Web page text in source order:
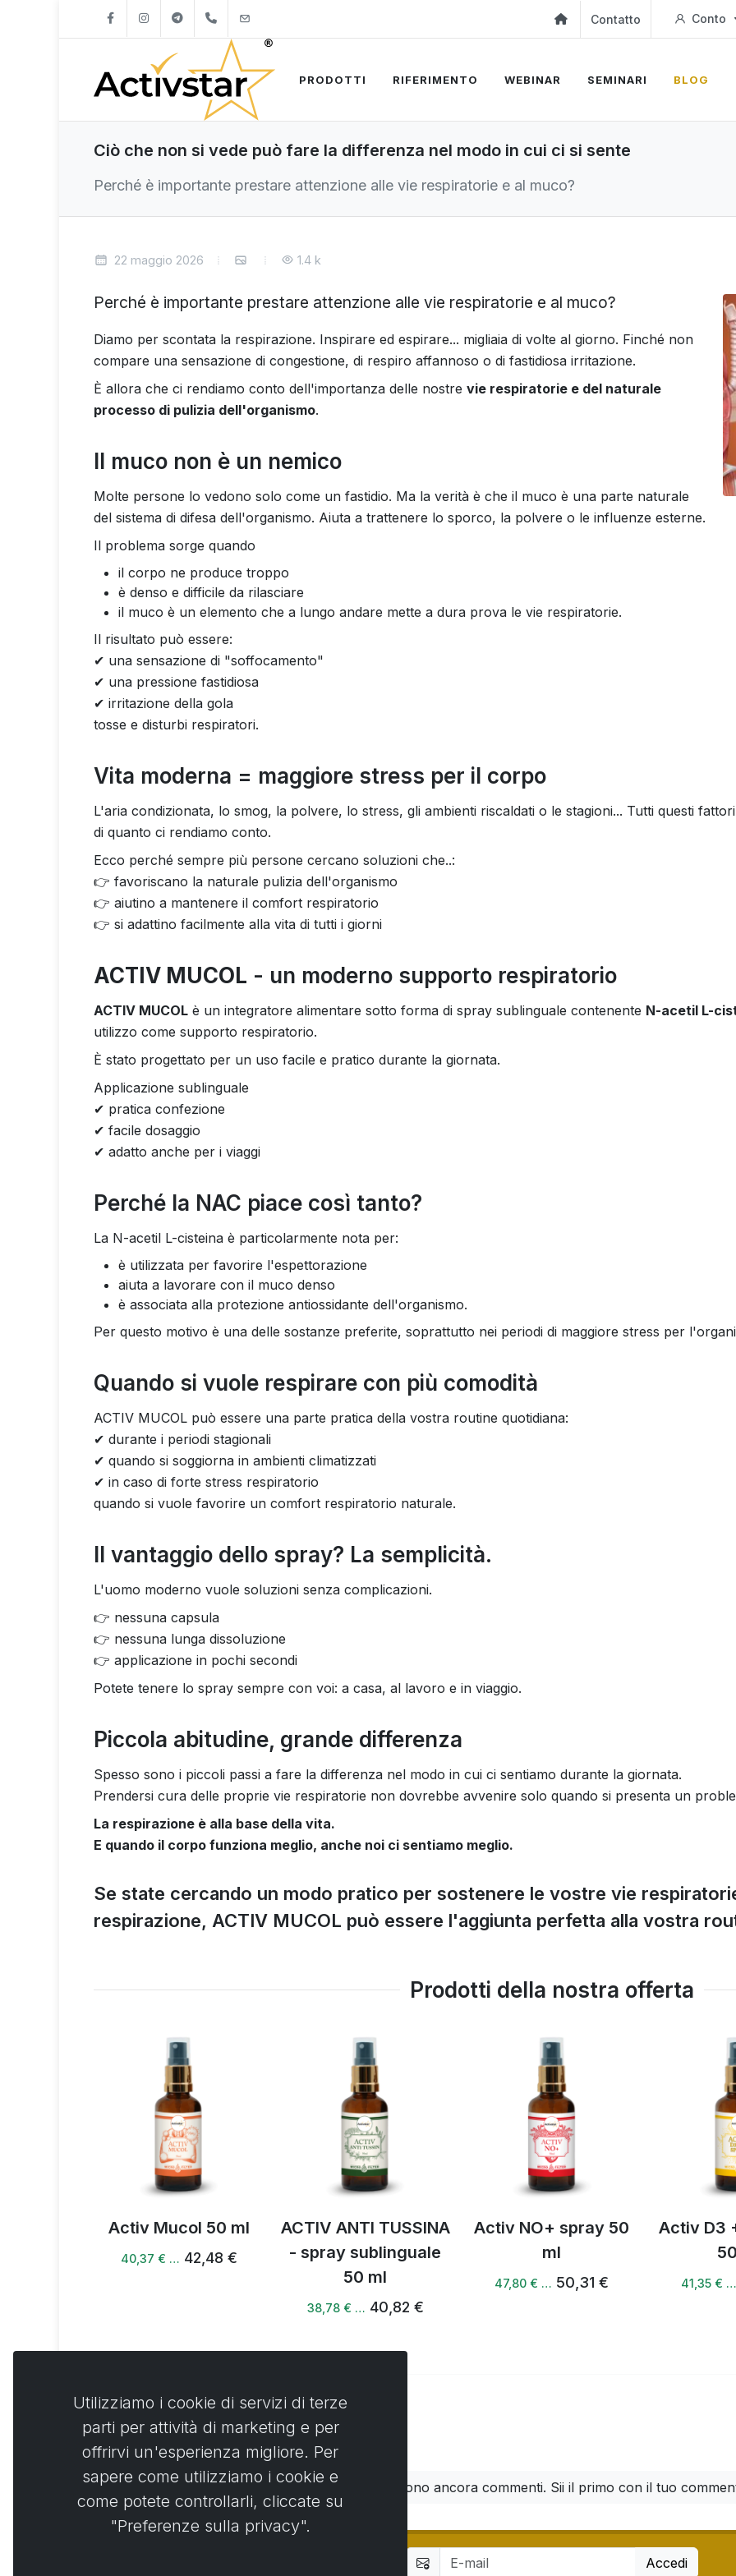
+421904262747 Contatto Conto
PRODOTTI RIFERIMENTO WEBINAR SEMINARI BLOG
Ciò che non si vede può fare la differenza nel modo in cui ci si sente
Perché è importante prestare attenzione alle vie respiratorie e al muco?
22 maggio 2026 1.4 k
Perché è importante prestare attenzione alle vie respiratorie e al muco?
Diamo per scontata la respirazione. Inspirare ed espirare... migliaia di volte al giorno. Finché non
compare una sensazione di congestione, di respiro affannoso o di fastidiosa irritazione.
È allora che ci rendiamo conto dell'importanza delle nostre vie respiratorie e del naturale
processo di pulizia dell'organismo.
Il muco non è un nemico
Molte persone lo vedono solo come un fastidio. Ma la verità è che il muco è una parte naturale
del sistema di difesa dell'organismo. Aiuta a trattenere lo sporco, la polvere o le influenze esterne.
Il problema sorge quando
il corpo ne produce troppo
è denso e difficile da rilasciare
il muco è un elemento che a lungo andare mette a dura prova le vie respiratorie.
Il risultato può essere:
✔ una sensazione di "soffocamento"
✔ una pressione fastidiosa
✔ irritazione della gola
tosse e disturbi respiratori.
Vita moderna = maggiore stress per il corpo
L'aria condizionata, lo smog, la polvere, lo stress, gli ambienti riscaldati o le stagioni... Tutti questi
di quanto ci rendiamo conto.
Ecco perché sempre più persone cercano soluzioni che..:
👉 favoriscano la naturale pulizia dell'organismo
👉 aiutino a mantenere il comfort respiratorio
👉 si adattino facilmente alla vita di tutti i giorni
ACTIV MUCOL - un moderno supporto respiratorio
ACTIV MUCOL è un integratore alimentare sotto forma di spray sublinguale contenente N-acetil L-
utilizzo come supporto respiratorio.
È stato progettato per un uso facile e pratico durante la giornata.
Applicazione sublinguale
✔ pratica confezione
✔ facile dosaggio
✔ adatto anche per i viaggi
Perché la NAC piace così tanto?
La N-acetil L-cisteina è particolarmente nota per:
è utilizzata per favorire l'espettorazione
aiuta a lavorare con il muco denso
è associata alla protezione antiossidante dell'organismo.
Per questo motivo è una delle sostanze preferite, soprattutto nei periodi di maggiore stress per
Quando si vuole respirare con più comodità
ACTIV MUCOL può essere una parte pratica della vostra routine quotidiana:
✔ durante i periodi stagionali
✔ quando si soggiorna in ambienti climatizzati
✔ in caso di forte stress respiratorio
quando si vuole favorire un comfort respiratorio naturale.
Il vantaggio dello spray? La semplicità.
L'uomo moderno vuole soluzioni senza complicazioni.
👉 nessuna capsula
👉 nessuna lunga dissoluzione
👉 applicazione in pochi secondi
Potete tenere lo spray sempre con voi: a casa, al lavoro e in viaggio.
Piccola abitudine, grande differenza
Spesso sono i piccoli passi a fare la differenza nel modo in cui ci sentiamo durante la giornata.
Prendersi cura delle proprie vie respiratorie non dovrebbe avvenire solo quando si presenta un
La respirazione è alla base della vita.
E quando il corpo funziona meglio, anche noi ci sentiamo meglio.
Se state cercando un modo pratico per sostenere le vostre vie
respirazione, ACTIV MUCOL può essere l'aggiunta perfetta alla vostra
Prodotti della nostra offerta
Activ Mucol 50 ml
40,37 € … 42,48 €
ACTIV ANTI TUSSINA
- spray sublinguale
50 ml
38,78 € … 40,82 €
Activ NO+ spray 50
ml
47,80 € … 50,31 €
Activ D3
41,35 € …
0 Commenti
Non ci sono ancora commenti. Sii il primo con il tuo
Accedi
Utilizziamo i cookie di servizi di terze
parti per attività di marketing e per
offrirvi un'esperienza migliore. Per
sapere come utilizziamo i cookie e
come potete controllarli, cliccate su
"Preferenze sulla privacy".